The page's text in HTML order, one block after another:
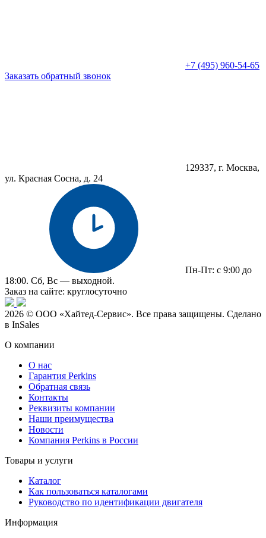
+7 (495) 960-54-65
Заказать обратный звонок
129337, г. Москва,
ул. Красная Сосна, д. 24
Пн-Пт: с 9:00 до
18:00. Сб, Вс — выходной.
Заказ на сайте: круглосуточно
2026 © ООО «Хайтед-Сервис». Все права защищены. Сделано
в InSales
О компании
О нас
Гарантия Perkins
Обратная связь
Контакты
Реквизиты компании
Наши преимущества
Новости
Компания Perkins в России
Товары и услуги
Каталог
Как пользоваться каталогами
Руководство по идентификации двигателя
Информация